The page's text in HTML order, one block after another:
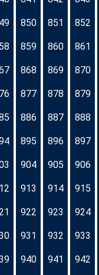
850 851 852
859 860 861
868 869 870
877 878 879
886 887 888
895 896 897
904 905 906
913 914 915
922 923 924
931 932 933
940 941 942